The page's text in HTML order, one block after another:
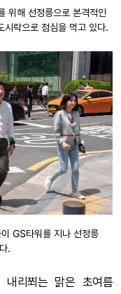
위해 선정릉으로 본격적인
락으로 점심을 먹고 있다.
GS타워를 지나 선정릉
.
리쬐는 맑은 초여름